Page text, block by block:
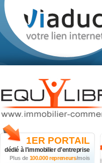
1ER PORTAIL
dédié à l'immobilier d'entreprise
Plus de 100.000 repreneurs/mois